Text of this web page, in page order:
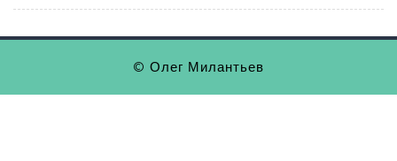
© Олег Милантьев